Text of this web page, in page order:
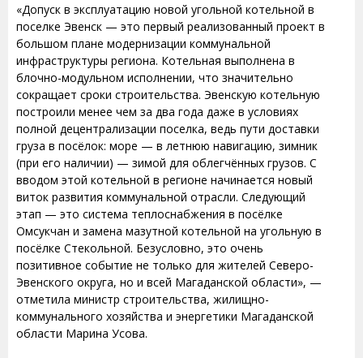
«Допуск в эксплуатацию новой угольной котельной в
поселке Эвенск — это первый реализованный проект в
большом плане модернизации коммунальной
инфраструктуры региона. Котельная выполнена в
блочно-модульном исполнении, что значительно
сокращает сроки строительства. Эвенскую котельную
построили менее чем за два года даже в условиях
полной децентрализации поселка, ведь пути доставки
груза в посёлок: море — в летнюю навигацию, зимник
(при его наличии) — зимой для облегчённых грузов. С
вводом этой котельной в регионе начинается новый
виток развития коммунальной отрасли. Следующий
этап — это система теплоснабжения в посёлке
Омсукчан и замена мазутной котельной на угольную в
посёлке Стекольной. Безусловно, это очень
позитивное событие не только для жителей Северо-
Эвенского округа, но и всей Магаданской области», —
отметила министр строительства, жилищно-
коммунального хозяйства и энергетики Магаданской
области Марина Усова.